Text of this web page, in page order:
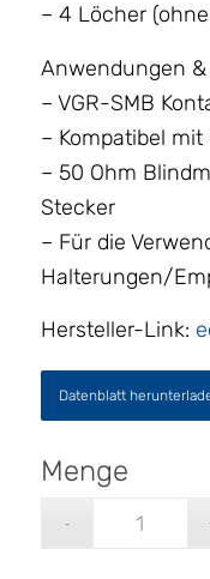
– 4 Löcher
Anwendungen &
– VGR-SMB
– Kompatibel
– 50 Ohm
Stecker
– Für die
Halterungen/
Hersteller-Link:
Datenblatt